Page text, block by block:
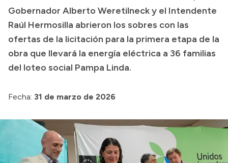
Boletín Oficial
Compras y licitaciones
Consulta de expedientes
Convocatorias
Gobernador Alberto Weretilneck y el Intendente
Raúl Hermosilla abrieron los sobres con las
ofertas de la licitación para la primera etapa de la
obra que llevará la energía eléctrica a 36 familias
del loteo social Pampa Linda.
Fecha: 31 de marzo de 2026